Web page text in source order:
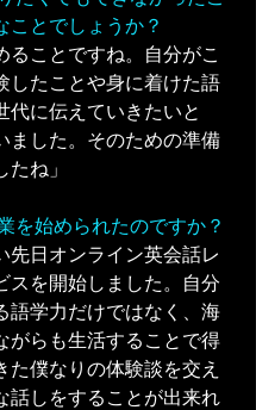
ことでしょうか？
ることですね。自分がこ
したことや身に着けた語
代に伝えていきたいと
ました。そのための準備
ね」
を始められたのですか？
先日オンライン英会話レ
スを開始しました。自分
語学力だけではなく、海
がらも生活することで得
た僕なりの体験談を交え
話しをすることが出来れ